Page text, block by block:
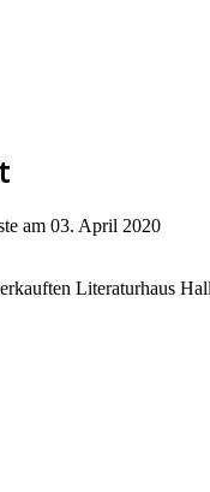
am 03. April 2020
Literaturhaus